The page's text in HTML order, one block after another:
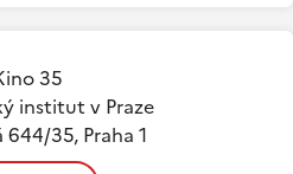
35
institut v Praze
644/35, Praha 1